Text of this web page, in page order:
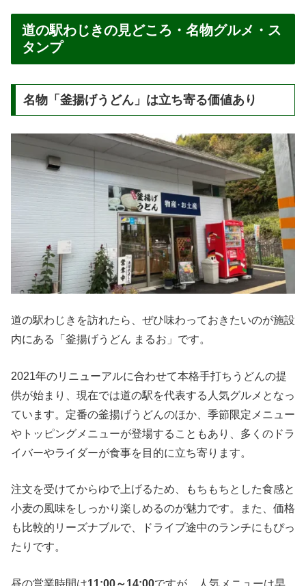
道の駅わじきの見どころ・名物グルメ・ス
タンプ
名物「釜揚げうどん」は立ち寄る価値あり
道の駅わじきを訪れたら、ぜひ味わっておきたいのが施設
内にある「釜揚げうどん まるお」です。
2021年のリニューアルに合わせて本格手打ちうどんの提
供が始まり、現在では道の駅を代表する人気グルメとなっ
ています。定番の釜揚げうどんのほか、季節限定メニュー
やトッピングメニューが登場することもあり、多くのドラ
イバーやライダーが食事を目的に立ち寄ります。
注文を受けてからゆで上げるため、もちもちとした食感と
小麦の風味をしっかり楽しめるのが魅力です。また、価格
も比較的リーズナブルで、ドライブ途中のランチにもぴっ
たりです。
昼の営業時間は11:00～14:00ですが、人気メニューは早